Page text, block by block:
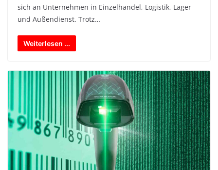
sich an Unternehmen in Einzelhandel, Logistik, Lager
und Außendienst. Trotz…
Weiterlesen ...